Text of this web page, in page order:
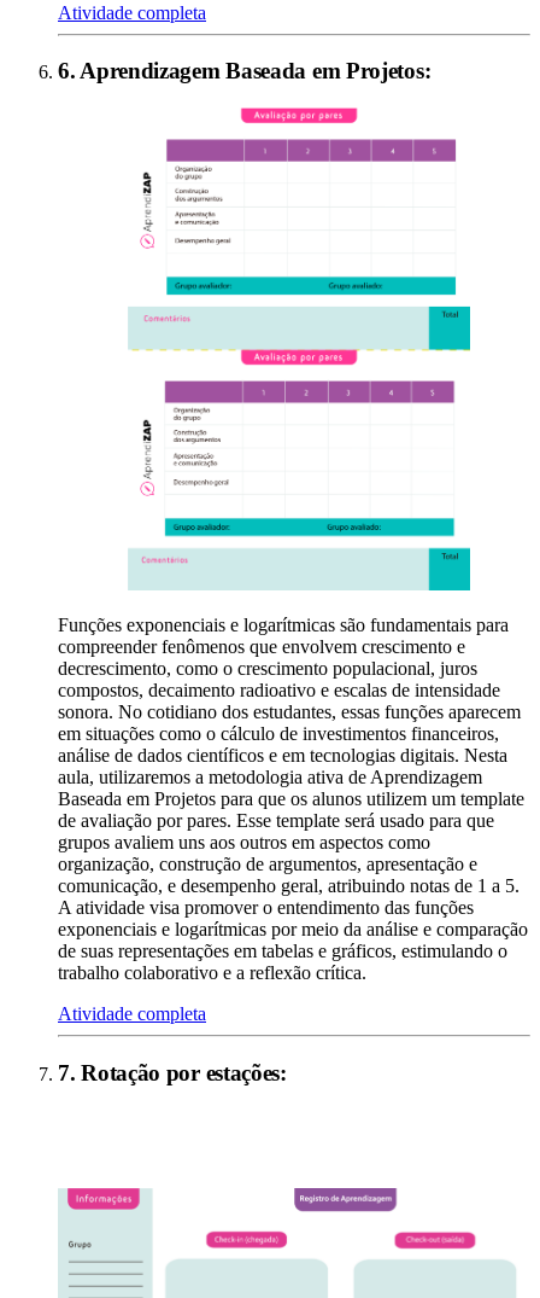
Atividade completa
6.Aprendizagem Baseada em Projetos:
Funções exponenciais e logarítmicas são fundamentais para
compreender fenômenos que envolvem crescimento e
decrescimento, como o crescimento populacional, juros
compostos, decaimento radioativo e escalas de intensidade
sonora. No cotidiano dos estudantes, essas funções aparecem
em situações como o cálculo de investimentos financeiros,
análise de dados científicos e em tecnologias digitais. Nesta
aula, utilizaremos a metodologia ativa de Aprendizagem
Baseada em Projetos para que os alunos utilizem um template
de avaliação por pares. Esse template será usado para que
grupos avaliem uns aos outros em aspectos como
organização, construção de argumentos, apresentação e
comunicação, e desempenho geral, atribuindo notas de 1 a 5.
A atividade visa promover o entendimento das funções
exponenciais e logarítmicas por meio da análise e comparação
de suas representações em tabelas e gráficos, estimulando o
trabalho colaborativo e a reflexão crítica.
Atividade completa
7.Rotação por estações: